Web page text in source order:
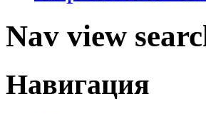
Nav view
Навигация